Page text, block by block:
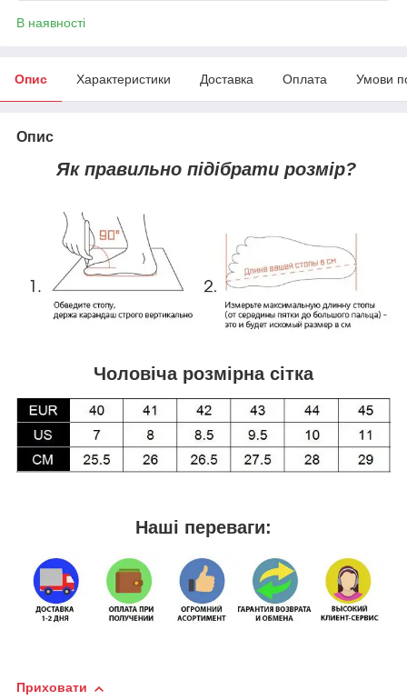
В наявності
Опис Характеристики Доставка Оплата Умови
Опис
Як правильно підібрати розмір?
Чоловіча розмірна сітка
Наші переваги:
Приховати